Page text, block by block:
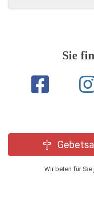
Sie
Wir beten für Sie